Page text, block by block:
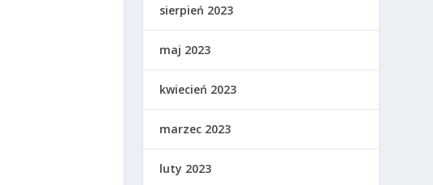
sierpień 2023
maj 2023
kwiecień 2023
marzec 2023
luty 2023